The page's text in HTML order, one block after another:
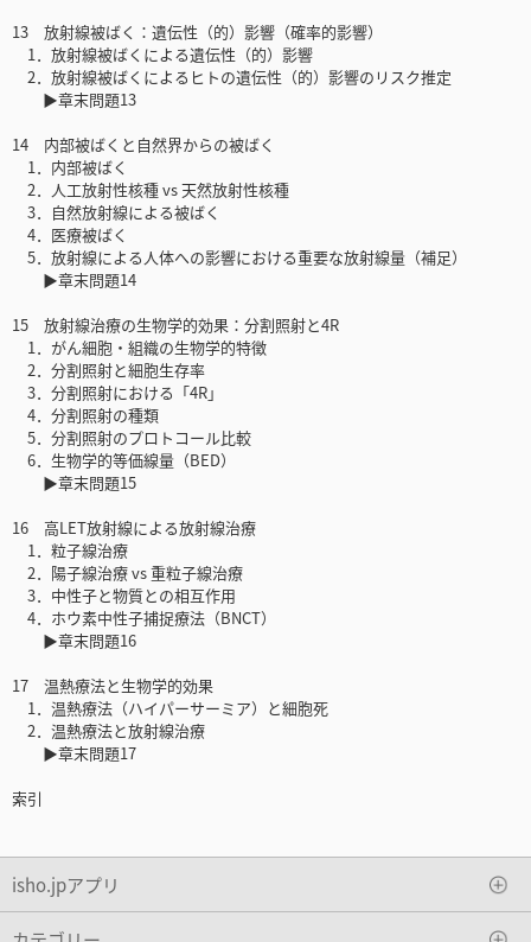
13 放射線被ばく：遺伝性（的）影響（確率的影響）
1．放射線被ばくによる遺伝性（的）影響
2．放射線被ばくによるヒトの遺伝性（的）影響のリスク推定
▶章末問題13
14 内部被ばくと自然界からの被ばく
1．内部被ばく
2．人工放射性核種 vs 天然放射性核種
3．自然放射線による被ばく
4．医療被ばく
5．放射線による人体への影響における重要な放射線量（補足）
▶章末問題14
15 放射線治療の生物学的効果：分割照射と4R
1．がん細胞・組織の生物学的特徴
2．分割照射と細胞生存率
3．分割照射における「4R」
4．分割照射の種類
5．分割照射のプロトコール比較
6．生物学的等価線量（BED）
▶章末問題15
16 高LET放射線による放射線治療
1．粒子線治療
2．陽子線治療 vs 重粒子線治療
3．中性子と物質との相互作用
4．ホウ素中性子捕捉療法（BNCT）
▶章末問題16
17 温熱療法と生物学的効果
1．温熱療法（ハイパーサーミア）と細胞死
2．温熱療法と放射線治療
▶章末問題17
索引
isho.jpアプリ